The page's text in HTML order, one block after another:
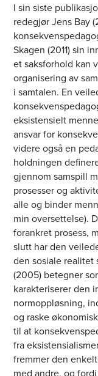
I sin siste
redegjør Jens Bay
Skagen (2011) sin
et saksforhold kan
organisering av
i samtalen. En
eksistensielt
ansvar for
videre også en
holdningen
gjennom samspill
prosesser og
alle og binder
min oversettelse).
forankret prosess,
slutt har den
den sosiale realitet
(2005) betegner
karakteriserer den
normoppløsning,
og raske
til at
fra
fremmer den